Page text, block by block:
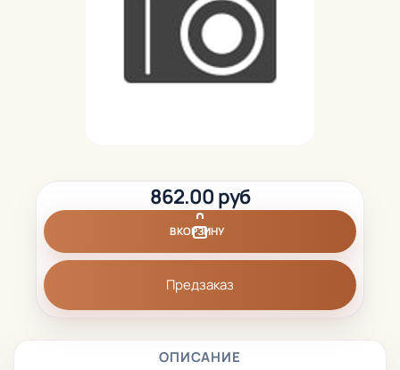
ОПИСАНИЕ
862.00 руб
В КОРЗИНУ
Предзаказ